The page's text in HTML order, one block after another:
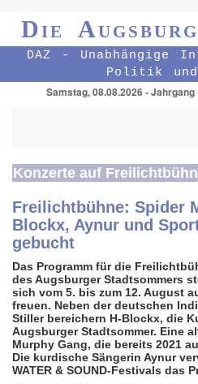
Die
DAZ - Unabhängige
Politik
Samstag, 08.08.2026 -
Konzerte auf
Freilichtbühne: Spider
Blockx, Aynur und
gebucht
Das Programm für die
des Augsburger Stadtsommers
sich vom 5. bis zum 12. August
freuen. Neben der deutschen
Stiller bereichern H-Blockx, die
Augsburger Stadtsommer. Eine
Murphy Gang, die bereits 2021
Die kurdische Sängerin Aynur
WATER & SOUND-Festivals das